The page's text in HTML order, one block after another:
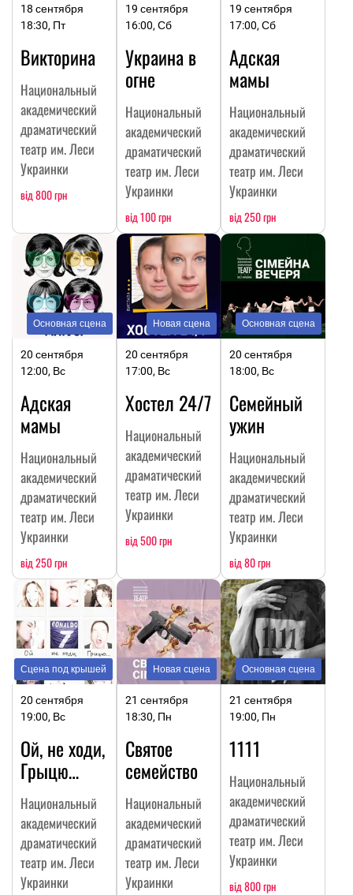
18 сентября
18:30, Пт
Викторина
Национальный
академический
драматический
театр им. Леси
Украинки
від 800 грн
19 сентября
16:00, Сб
Украина в
огне
Национальный
академический
драматический
театр им. Леси
Украинки
від 100 грн
19 сентября
17:00, Сб
Адская
мамы
Национальный
академический
драматический
театр им. Леси
Украинки
від 250 грн
Основная сцена
20 сентября
12:00, Вс
Адская
мамы
Национальный
академический
драматический
театр им. Леси
Украинки
від 250 грн
Новая сцена
20 сентября
17:00, Вс
Хостел 24/7
Национальный
академический
драматический
театр им. Леси
Украинки
від 500 грн
Основная сцена
20 сентября
18:00, Вс
Семейный
ужин
Национальный
академический
драматический
театр им. Леси
Украинки
від 80 грн
Сцена под крышей
20 сентября
19:00, Вс
Ой, не ходи,
Грыцю…
Национальный
академический
драматический
театр им. Леси
Украинки
Новая сцена
21 сентября
18:30, Пн
Святое
семейство
Национальный
академический
драматический
театр им. Леси
Украинки
Основная сцена
21 сентября
19:00, Пн
1111
Национальный
академический
драматический
театр им. Леси
Украинки
від 800 грн